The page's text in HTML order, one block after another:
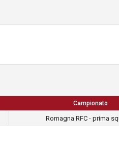
Campionato
Romagna RFC - prima